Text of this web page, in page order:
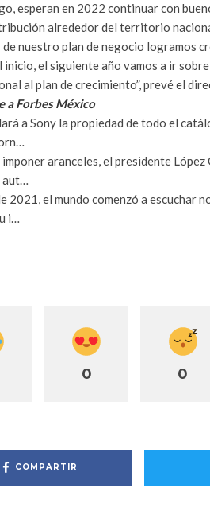
esperan en 2022 continuar con
alrededor del territorio
de nuestro plan de negocio logramos
inicio, el siguiente año vamos a ir
al plan de crecimiento”, prevé el
a Forbes México
a Sony la propiedad de todo el
aranceles, el presidente
aut…
2021, el mundo comenzó a escuchar
i…
0 0
COMPARTIR